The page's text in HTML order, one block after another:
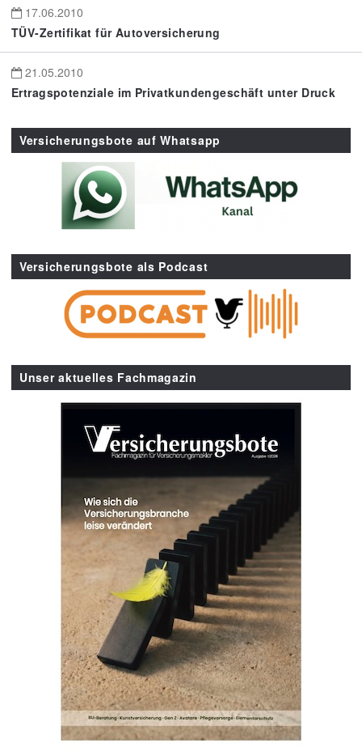
17.06.2010
TÜV-Zertifikat für Autoversicherung
21.05.2010
Ertragspotenziale im Privatkundengeschäft unter Druck
Versicherungsbote auf Whatsapp
Versicherungsbote als Podcast
Unser aktuelles Fachmagazin